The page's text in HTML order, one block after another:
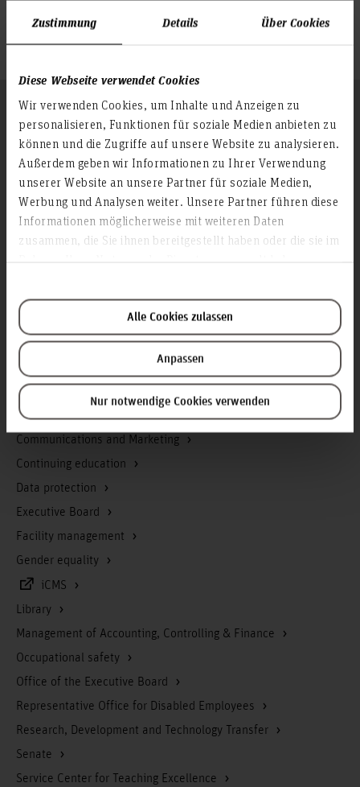
Zustimmung Details Über Cookies
Diese Webseite verwendet Cookies
Wir verwenden Cookies, um Inhalte und Anzeigen zu
personalisieren, Funktionen für soziale Medien anbieten zu
können und die Zugriffe auf unsere Website zu analysieren.
Außerdem geben wir Informationen zu Ihrer Verwendung
unserer Website an unsere Partner für soziale Medien,
Werbung und Analysen weiter. Unsere Partner führen diese
Informationen möglicherweise mit weiteren Daten
zusammen, die Sie ihnen bereitgestellt haben oder die sie im
Alle Cookies zulassen
Anpassen
Nur notwendige Cookies verwenden
Info about the university
Contact & Arrival
Homepage of the Hochschule Hannover
Career
Follow us
Service & Organisation
Academic Affairs
Advisory Board
Advisory Services
Communications and Marketing
Continuing education
Data protection
Executive Board
Facility management
Gender equality
iCMS
Library
Management of Accounting, Controlling & Finance
Occupational safety
Office of the Executive Board
Representative Office for Disabled Employees
Research, Development and Technology Transfer
Senate
Service Center for Teaching Excellence